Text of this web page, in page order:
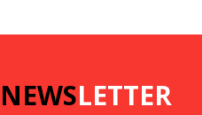
NEWSLETTER